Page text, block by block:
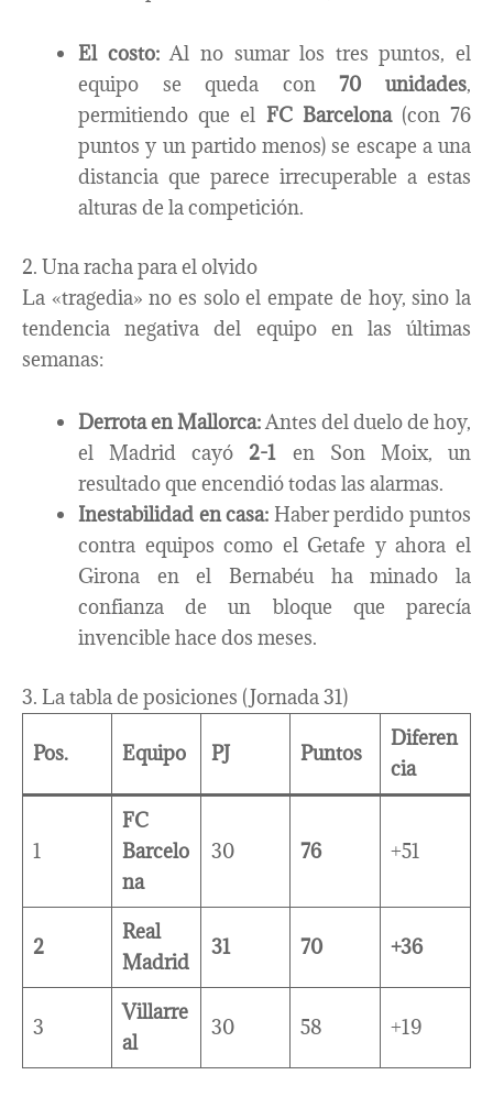
El costo:Al no sumar los tres puntos, el
equipo se queda con70 unidades,
permitiendo que el FC Barcelona(con 76
puntos y un partido menos) se escape a una
distancia que parece irrecuperable a estas
alturas de la competición.
2. Una racha para el olvido
La «tragedia» no es solo el empate de hoy, sino la
tendencia negativa del equipo en las últimas
semanas:
Derrota en Mallorca:Antes del duelo de hoy,
el Madrid cayó 2-1 en Son Moix, un
resultado que encendió todas las alarmas.
Inestabilidad en casa: Haber perdido puntos
contra equipos como el Getafe y ahora el
Girona en el Bernabéu ha minado la
confianza de un bloque que parecía
invencible hace dos meses.
3. La tabla de posiciones (Jornada 31)
Pos. Equipo PJ Puntos
Diferen
cia
1
FC
Barcelo
na
30 76 +51
2
Real
Madrid
31 70 +36
3
Villarre
al
30 58 +19